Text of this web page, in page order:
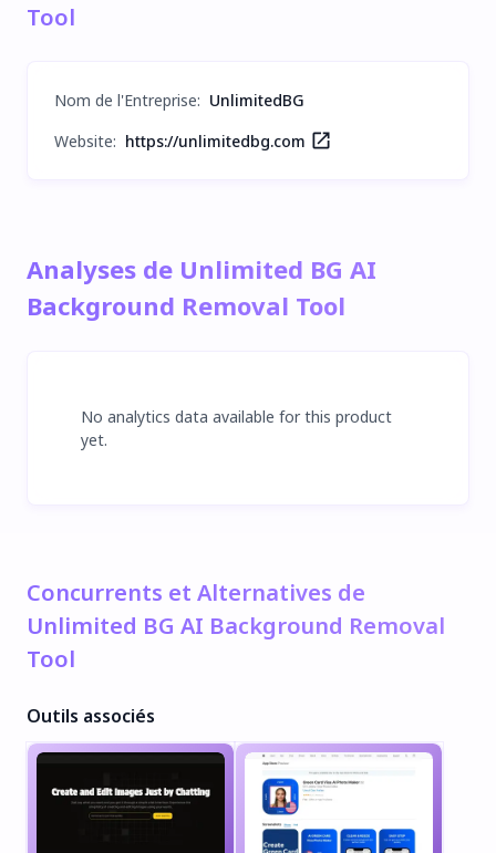
Tool
Nom de l'Entreprise: UnlimitedBG
Website: https://unlimitedbg.com
Analyses de Unlimited BG AI
Background Removal Tool
No analytics data available for this product
yet.
Concurrents et Alternatives de
Unlimited BG AI Background Removal
Tool
Outils associés